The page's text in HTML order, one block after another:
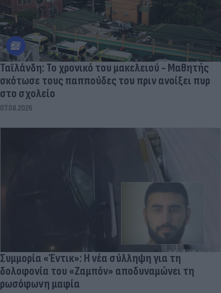
Ταϊλάνδη: Το χρονικό του μακελειού - Μαθητής
σκότωσε τους παππούδες του πριν ανοίξει πυρ
στο σχολείο
07.08.2026
Συμμορία «Έντικ»: Η νέα σύλληψη για τη
δολοφονία του «Ζαμπόν» αποδυναμώνει τη
ρωσόφωνη μαφία